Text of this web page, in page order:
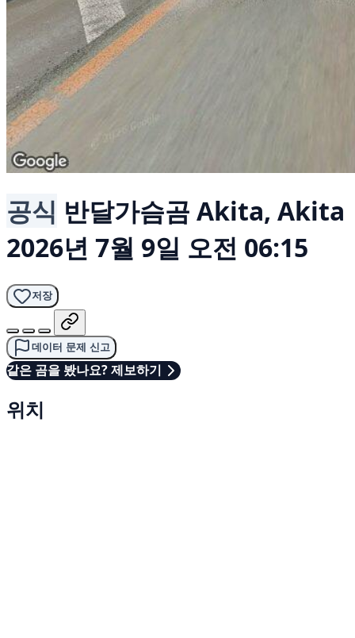
공식 반달가슴곰 Akita, Akita
2026년 7월 9일 오전 06:15
저장
데이터 문제 신고
같은 곰을 봤나요? 제보하기
위치